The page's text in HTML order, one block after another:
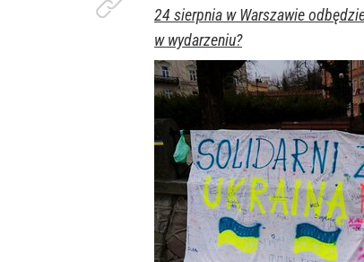
24 sierpnia w Warszawie
w wydarzeniu?